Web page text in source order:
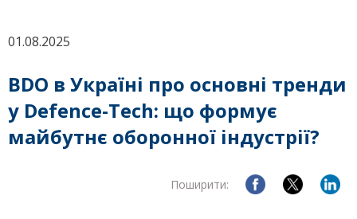
01.08.2025
BDO в Україні про основні тренди
у Defence-Tech: що формує
майбутнє оборонної індустрії?
Поширити: